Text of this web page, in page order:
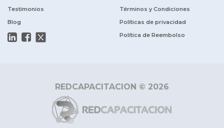
Testimonios
Blog
Términos y Condiciones
Políticas de privacidad
Política de Reembolso
REDCAPACITACION © 2026